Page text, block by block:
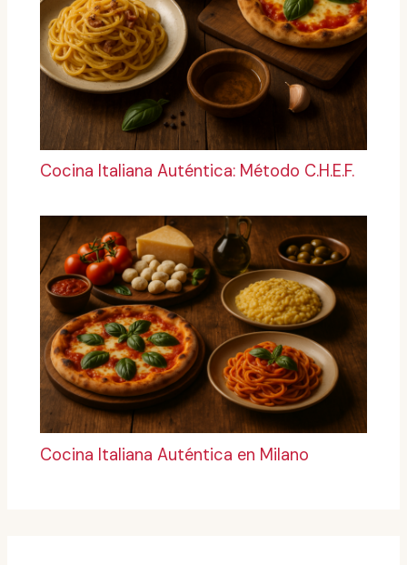
Cocina Italiana Auténtica: Método C.H.E.F.
Cocina Italiana Auténtica en Milano